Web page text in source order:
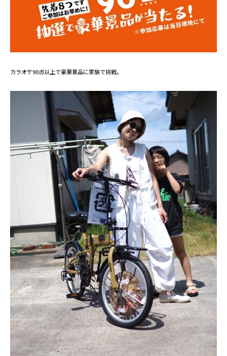
カラオケ90点以上で豪華景品に家族で挑戦。